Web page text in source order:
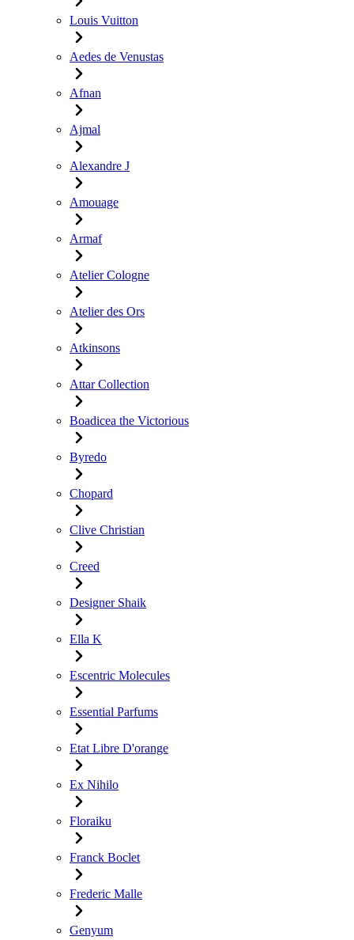
Louis Vuitton
Aedes de Venustas
Afnan
Ajmal
Alexandre J
Amouage
Armaf
Atelier Cologne
Atelier des Ors
Atkinsons
Attar Collection
Boadicea the Victorious
Byredo
Chopard
Clive Christian
Creed
Designer Shaik
Ella K
Escentric Molecules
Essential Parfums
Etat Libre D'orange
Ex Nihilo
Floraiku
Franck Boclet
Frederic Malle
Genyum